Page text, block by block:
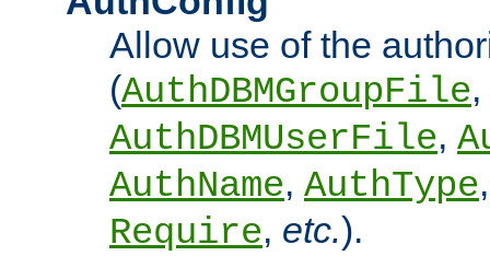
Allow use of the
(AuthDBMGroupFile,
AuthDBMUserFile,
AuthName, AuthType
Require, etc.).